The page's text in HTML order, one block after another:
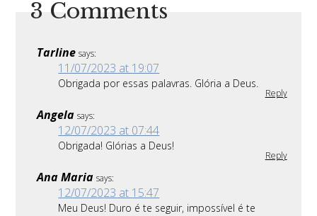
3 Comments
Tarline says:
11/07/2023 at 19:07
Obrigada por essas palavras. Glória a Deus.
Reply
Angela says:
12/07/2023 at 07:44
Obrigada! Glórias a Deus!
Reply
Ana Maria says:
12/07/2023 at 15:47
Meu Deus! Duro é te seguir, impossível é te